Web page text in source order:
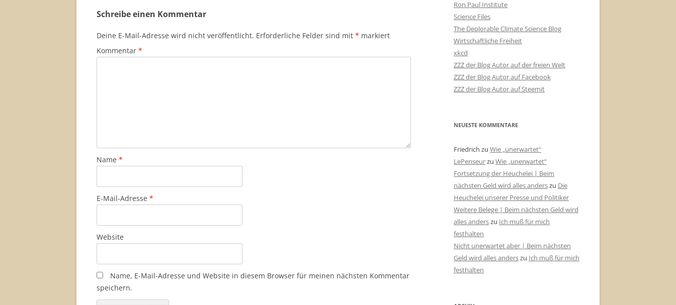
Schreibe einen Kommentar
Deine E-Mail-Adresse wird nicht veröffentlicht. Erforderliche Felder sind mit * markiert
Kommentar *
Name *
E-Mail-Adresse *
Website
Name, E-Mail-Adresse und Website in diesem Browser für meinen nächsten Kommentar
speichern.
Ron Paul Institute
Science Files
The Deplorable Climate Science Blog
Wirtschaftliche Freiheit
xkcd
ZZZ der Blog Autor auf der freien Welt
ZZZ der Blog Autor auf Facebook
ZZZ der Blog Autor auf Steemit
NEUESTE KOMMENTARE
Friedrich zu Wie „unerwartet“
LePenseurzu Wie „unerwartet“
Fortsetzung der Heuchelei | Beim
nächsten Geld wird alles anderszu Die
Heuchelei unserer Presse und Politiker
Weitere Belege | Beim nächsten Geld wird
alles anderszu Ich muß für mich
festhalten
Nicht unerwartet aber | Beim nächsten
Geld wird alles anderszu Ich muß für mich
festhalten